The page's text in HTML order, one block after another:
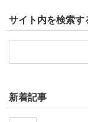
サイト内を検索す
新着記事